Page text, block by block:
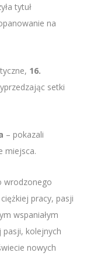
tytuł
na
16.
setki
– pokazali
miejsca.
wrodzonego
pracy, pasji
wspaniałym
pasji, kolejnych
nowych